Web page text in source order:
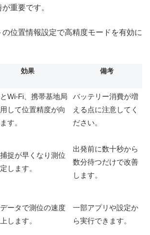
重要です。
の位置情報設定で高精度モードを有効に
効果 備考
Wi‑Fi、携帯基地局
して位置精度が向
す。
バッテリー消費が増
える点に注意してく
ださい。
捉が早くなり測位
します。
出発前に数十秒から
数分待つだけで改善
します。
ータで測位の速度
します。
一部アプリや設定か
ら実行できます。